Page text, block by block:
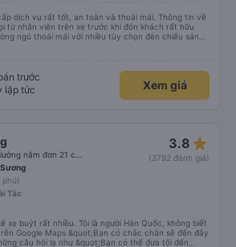
dịch vụ rất tốt, an toàn và thoải mái. Thông tin về
từ nhân viên trên xe trước khi đón khách rất hữu
ngủ thoải mái với nhiều tùy chọn đèn chiếu sáng
vị trí thuận tiện. Nhân viên rất lịch sự và xe đến
trước
lập tức
Xem giá
3.8 star_rate
(3792 đánh giá)
phút
Tắc
xe buýt rất nhiều. Tôi là người Hàn Quốc, không biết
Google Maps &quot;Bạn có chắc chắn sẽ đến đây
câu hỏi lạ như &quot;Bạn có thể đưa tôi đến